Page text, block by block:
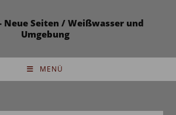
Neue Seiten / Weißwasser und
Umgebung
MENÜ